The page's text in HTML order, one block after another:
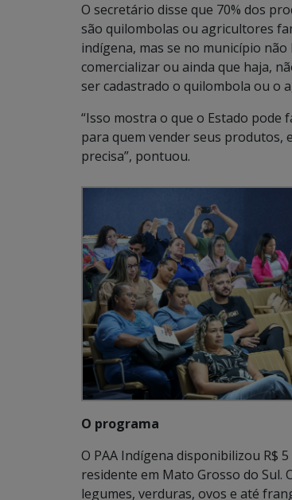
O secretário disse que 70% dos
são quilombolas ou agricultores
indígena, mas se no município
comercializar ou ainda que haja,
ser cadastrado o quilombola ou o
“Isso mostra o que o Estado pode
para quem vender seus produtos,
precisa”, pontuou.
O programa
O PAA Indígena disponibilizou R$
residente em Mato Grosso do
legumes, verduras, ovos e até